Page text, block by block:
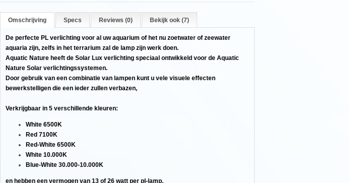
Omschrijving Specs Reviews (0) Bekijk ook (7)
De perfecte PL verlichting voor al uw aquarium of het nu zoetwater of zeewater
aquaria zijn, zelfs in het terrarium zal de lamp zijn werk doen.
Aquatic Nature heeft de Solar Lux verlichting speciaal ontwikkeld voor de Aquatic
Nature Solar verlichtingssystemen.
Door gebruik van een combinatie van lampen kunt u vele visuele effecten
bewerkstelligen die een ieder zullen verbazen,
Verkrijgbaar in 5 verschillende kleuren:
White 6500K
Red 7100K
Red-White 6500K
White 10.000K
Blue-White 30.000-10.000K
en hebben een vermogen van 13 of 26 watt per pl-lamp.